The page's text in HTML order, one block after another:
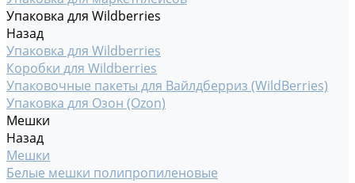
Упаковка для Wildberries
Назад
Упаковка для Wildberries
Коробки для Wildberries
Упаковочные пакеты для Вайлдберриз (WildBerries)
Упаковка для Озон (Ozon)
Мешки
Назад
Мешки
Белые мешки полипропиленовые